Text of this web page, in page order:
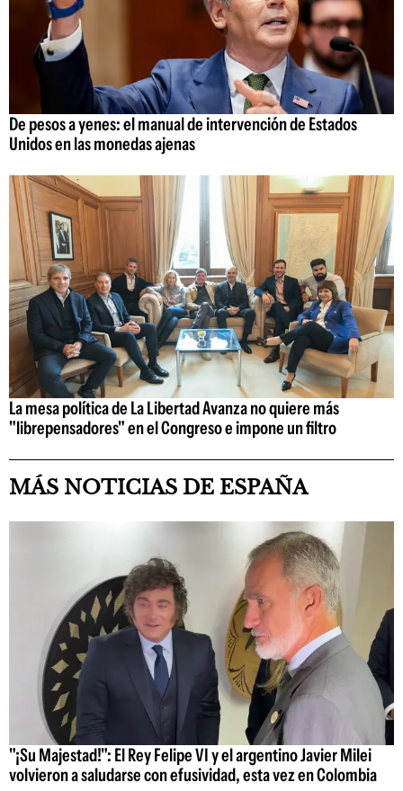
De pesos a yenes: el manual de intervención de Estados
Unidos en las monedas ajenas
La mesa política de La Libertad Avanza no quiere más
"librepensadores" en el Congreso e impone un filtro
MÁS NOTICIAS DE ESPAÑA
"¡Su Majestad!": El Rey Felipe VI y el argentino Javier Milei
volvieron a saludarse con efusividad, esta vez en Colombia